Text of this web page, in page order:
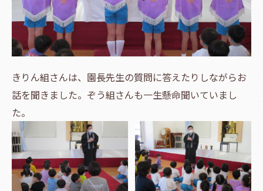
きりん組さんは、園長先生の質問に答えたりしながらお
話を聞きました。ぞう組さんも一生懸命聞いていまし
た。